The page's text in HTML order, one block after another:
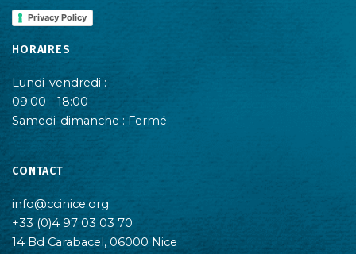
Privacy Policy
HORAIRES
Lundi-vendredi :
09:00 - 18:00
Samedi-dimanche : Fermé
CONTACT
info@ccinice.org
+33 (0)4 97 03 03 70
14 Bd Carabacel, 06000 Nice